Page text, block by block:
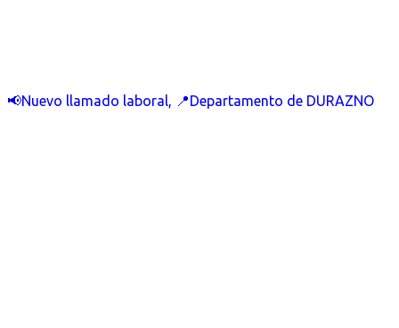
📢Nuevo llamado laboral, 📍Departamento de DURAZNO